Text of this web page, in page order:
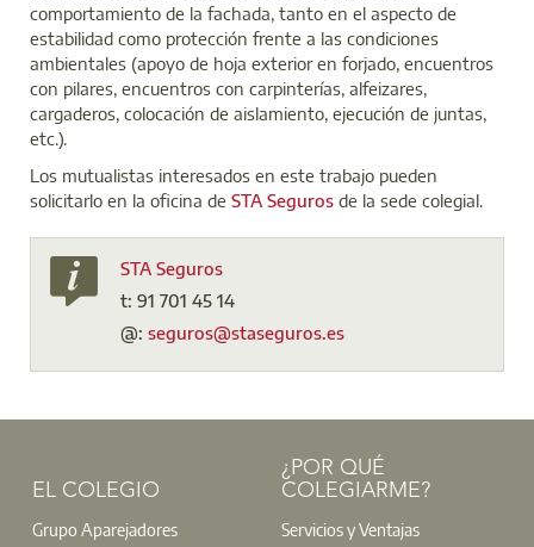
comportamiento de la fachada, tanto en el aspecto de
estabilidad como protección frente a las condiciones
ambientales (apoyo de hoja exterior en forjado, encuentros
con pilares, encuentros con carpinterías, alfeizares,
cargaderos, colocación de aislamiento, ejecución de juntas,
etc.).
Los mutualistas interesados en este trabajo pueden
solicitarlo en la oficina de STA Seguros de la sede colegial.
STA Seguros
t: 91 701 45 14
@: seguros@staseguros.es
EL COLEGIO
Grupo Aparejadores
¿POR QUÉ
COLEGIARME?
Servicios y Ventajas